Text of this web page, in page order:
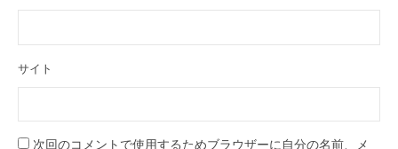
サイト
次回のコメントで使用するためブラウザーに自分の名前、メ